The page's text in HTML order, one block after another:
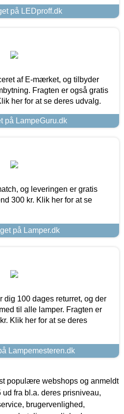
på LEDproff.dk
af E-mærket, og tilbyder
Fragten er også gratis
her for at se deres udvalg.
på LampeGuru.dk
og leveringen er gratis
300 kr. Klik her for at se
på Lamper.dk
dig 100 dages returret, og der
til alle lamper. Fragten er
Klik her for at se deres
Lampemesteren.dk
populære webshops og anmeldt
fra bl.a. deres prisniveau,
brugervenlighed,